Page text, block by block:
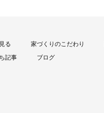
る 家づくりのこだわり
記事
ブログ